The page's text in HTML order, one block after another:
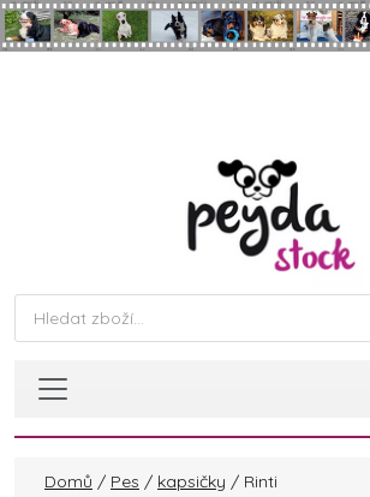
Skip to main content
Products
search
Domů / Pes / kapsičky / Rinti